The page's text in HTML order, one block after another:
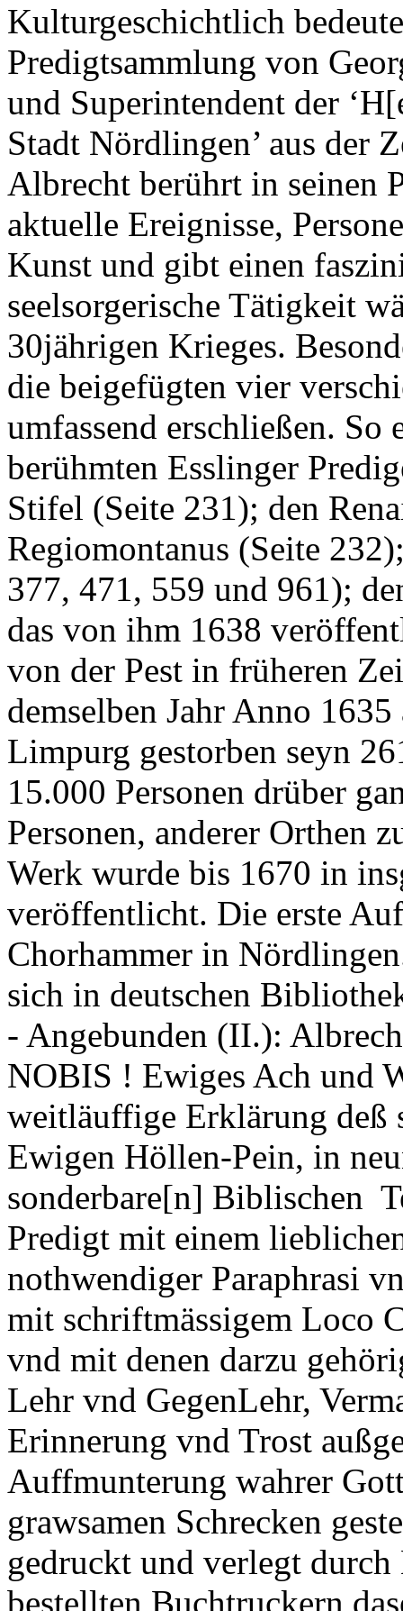
Kulturgeschichtlich
Predigtsammlung von
und Superintendent der
Stadt Nördlingen’ aus der
Albrecht berührt in seinen
aktuelle Ereignisse,
Kunst und gibt einen
seelsorgerische Tätigkeit
30jährigen Krieges.
die beigefügten vier
umfassend erschließen.
berühmten Esslinger
Stifel (Seite 231); den
Regiomontanus (Seite
377, 471, 559 und 961);
das von ihm 1638
von der Pest in früheren
demselben Jahr Anno
Limpurg gestorben seyn
15.000 Personen drüber
Personen, anderer Orthen
Werk wurde bis 1670 in
veröffentlicht. Die erste
Chorhammer in
sich in deutschen
- Angebunden (II.):
NOBIS ! Ewiges Ach und
weitläuffige Erklärung deß
Ewigen Höllen-Pein, in
sonderbare[n] Biblischen
Predigt mit einem
nothwendiger Paraphrasi
mit schriftmässigem Loco
vnd mit denen darzu
Lehr vnd GegenLehr,
Erinnerung vnd Trost
Auffmunterung wahrer
grawsamen Schrecken
gedruckt und verlegt
bestellten Buchtruckern